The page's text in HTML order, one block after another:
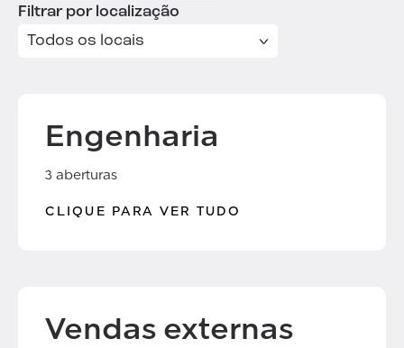
Filtrar por localização
Engenharia
3 aberturas
CLIQUE PARA VER TUDO
Vendas externas